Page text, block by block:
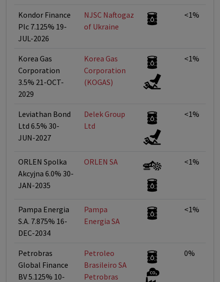
Kondor Finance
Plc 7.125% 19-
JUL-2026
NJSC Naftogaz
of Ukraine
<1%
Korea Gas
Corporation
3.5% 21-OCT-
2029
Korea Gas
Corporation
(KOGAS)
<1%
Leviathan Bond
Ltd 6.5% 30-
JUN-2027
Delek Group
Ltd
<1%
ORLEN Spolka
Akcyjna 6.0% 30-
JAN-2035
ORLEN SA <1%
Pampa Energia
S.A. 7.875% 16-
DEC-2034
Pampa
Energia SA
<1%
Petrobras
Global Finance
BV 5.125% 10-
Petroleo
Brasileiro SA 
Petrobras
0%